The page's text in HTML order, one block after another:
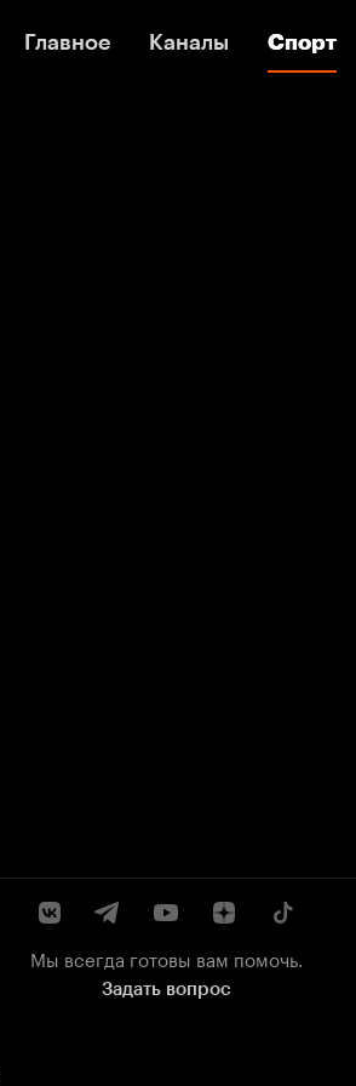
Главное Каналы Спорт
Главное Каналы Спорт
Мы всегда готовы вам помочь.
Задать вопрос